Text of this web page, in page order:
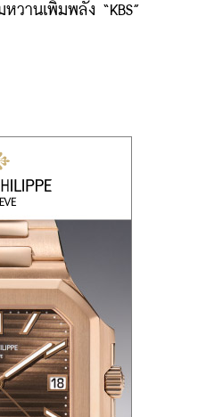
วานเพิ่มพลัง “KBS”